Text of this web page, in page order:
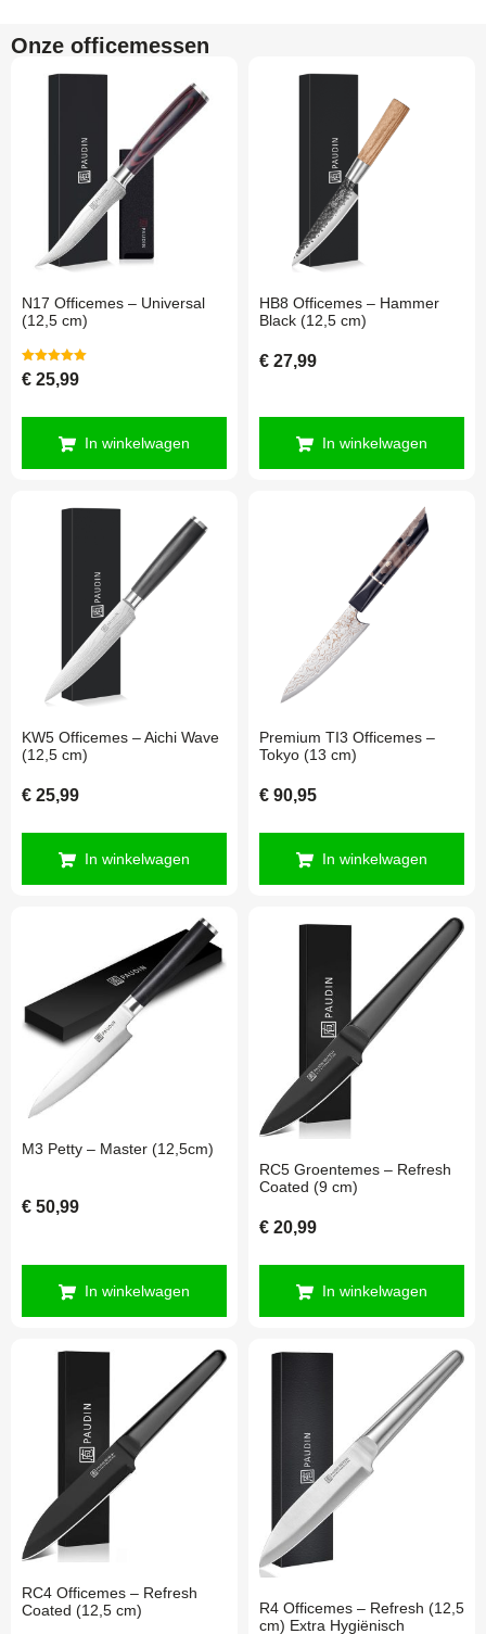
Onze officemessen
N17 Officemes – Universal
(12,5 cm)
Gewaardeerd
5.00
€ 25,99
In winkelwagen
HB8 Officemes – Hammer
Black (12,5 cm)
€ 27,99
In winkelwagen
KW5 Officemes – Aichi Wave
(12,5 cm)
€ 25,99
In winkelwagen
Premium TI3 Officemes –
Tokyo (13 cm)
€ 90,95
In winkelwagen
M3 Petty – Master (12,5cm)
€ 50,99
In winkelwagen
RC5 Groentemes – Refresh
Coated (9 cm)
€ 20,99
In winkelwagen
RC4 Officemes – Refresh
Coated (12,5 cm)
R4 Officemes – Refresh (12,5
cm) Extra Hygiënisch